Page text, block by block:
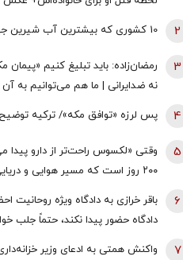
10 کشوری که بیشترین آب شیرین جهان را دارند 2
رمضان‌زاده: باید تبلیغ کنیم
3
پس لرزه «توافق مکه»/ ترکیه توضیح 4
وقتی «لکسوس راحت‌تر از دارو پیدا
۲۰۰ روز است که مسیر هوایی و
است / نخستین قربانی هر جنگ،
5
باقر خرازی به دادگاه ویژه روحانیت
دادگاه حضور پیدا نکند، حتماً جلب
6
واکنش همتی به ادعای وزیر خزانه‌داری
7